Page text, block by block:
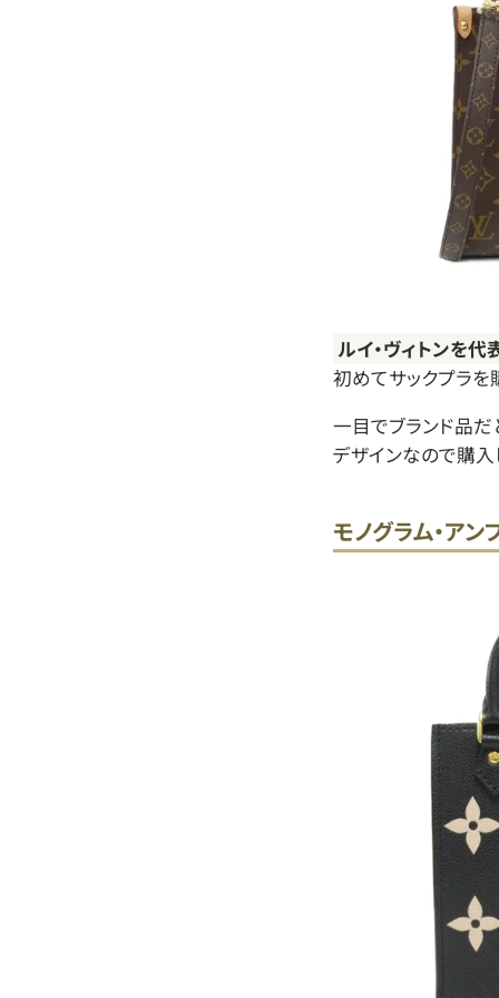
ルイ・ヴィトンを
初めてサックプラを
一目でブランド品だ
デザインなので購入
モノグラム・アン